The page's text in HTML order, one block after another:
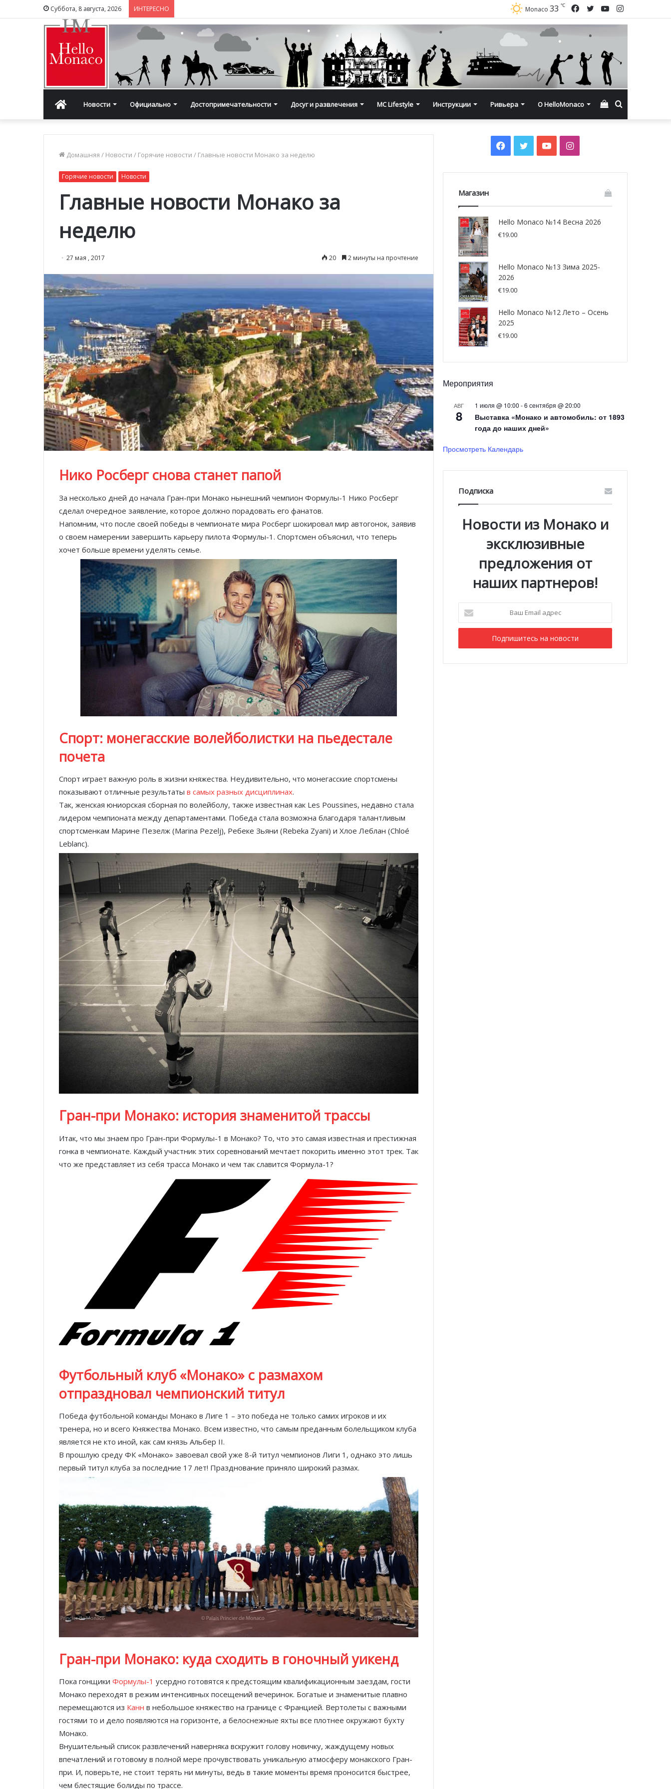
Суббота, 8 августа, 2026 ИНТЕРЕСНО Instagram
YouTube
Twitter
Facebook
Monaco 33 ℃
ГлавнаяНовости Официально Достопримечательности Досуг и развлечения MC Lifestyle Инструкции Ривьера О HelloMonaco Смотреть
Домашняя / Новости / Горячие новости / Главные новости Монако за неделю
Горячие новости Новости
Главные новости Монако за
неделю
27 мая , 2017 20 2 минуты на прочтение
Нико Росберг снова станет папой
За несколько дней до начала Гран-при Монако нынешний чемпион Формулы-1 Нико Росберг
сделал очередное заявление, которое должно порадовать его фанатов.
Напомним, что после своей победы в чемпионате мира Росберг шокировал мир автогонок, заявив
о своем намерении завершить карьеру пилота Формулы-1. Спортсмен объяснил, что теперь
хочет больше времени уделять семье.
Спорт: монегасские волейболистки на пьедестале
почета
Спорт играет важную роль в жизни княжества. Неудивительно, что монегасские спортсмены
показывают отличные результаты в самых разных дисциплинах.
Так, женская юниорская сборная по волейболу, также известная как Les Poussines, недавно стала
лидером чемпионата между департаментами. Победа стала возможна благодаря талантливым
спортсменкам Марине Пезелж (Marina Pezelj), Ребеке Зьяни (Rebeka Zyani) и Хлое Леблан (Chloé
Leblanc).
Гран-при Монако: история знаменитой трассы
Итак, что мы знаем про Гран-при Формулы-1 в Монако? То, что это самая известная и престижная
гонка в чемпионате. Каждый участник этих соревнований мечтает покорить именно этот трек. Так
что же представляет из себя трасса Монако и чем так славится Формула-1?
Футбольный клуб «Монако» с размахом
отпраздновал чемпионский титул
Победа футбольной команды Монако в Лиге 1 – это победа не только самих игроков и их
тренера, но и всего Княжества Монако. Всем известно, что самым преданным болельщиком клуба
является не кто иной, как сам князь Альбер II.
В прошлую среду ФК «Монако» завоевал свой уже 8-й титул чемпионов Лиги 1, однако это лишь
первый титул клуба за последние 17 лет! Празднование приняло широкий размах.
Гран-при Монако: куда сходить в гоночный уикенд
Пока гонщики Формулы-1 усердно готовятся к предстоящим квалификационным заездам, гости
Монако переходят в режим интенсивных посещений вечеринок. Богатые и знаменитые плавно
перемещаются из Канн в небольшое княжество на границе с Францией. Вертолеты с важными
гостями то и дело появляются на горизонте, а белоснежные яхты все плотнее окружают бухту
Монако.
Внушительный список развлечений наверняка вскружит голову новичку, жаждущему новых
впечатлений и готовому в полной мере прочувствовать уникальную атмосферу монакского Гран-
при. И, поверьте, не стоит терять ни минуты, ведь в такие моменты время проносится быстрее,
чем блестящие болиды по трассе.
Facebook
TwitterYouTubeInstagram
Магазин
Hello Monaco №14 Весна 2026
€19.00
Hello Monaco №13 Зима 2025-
2026
€19.00
Hello Monaco №12 Лето – Осень
2025
€19.00
Мероприятия
АВГ
8
1 июля @ 10:00 -6 сентября @ 20:00
Выставка «Монако и автомобиль: от 1893
года до наших дней»
Просмотреть Календарь
Подписка
Новости из Монако и
эксклюзивные
предложения от
наших партнеров!
Email
адрес